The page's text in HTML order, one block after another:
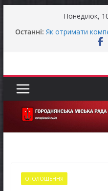
Понеділок,
Останні: Як отримати
для ветеранського
МОВЧАННЯ
МОВЧАННЯ
ОГОЛОШЕННЯ